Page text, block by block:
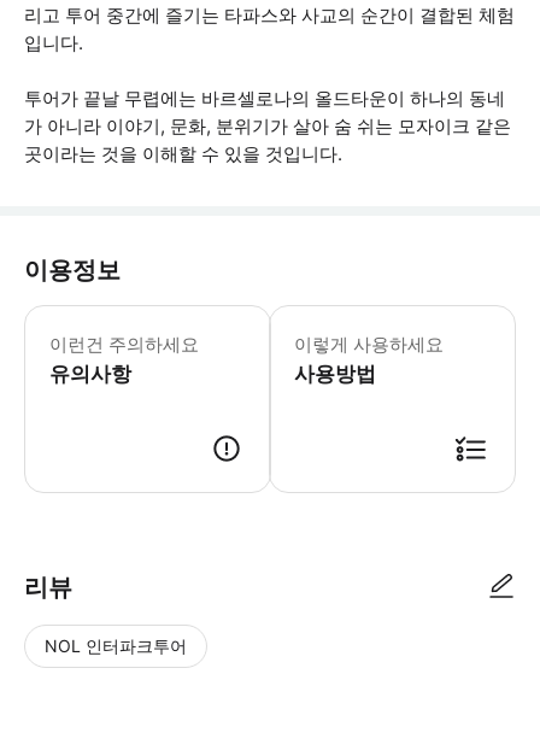
리고 투어 중간에 즐기는 타파스와 사교의 순간이 결합된 체험
입니다.
투어가 끝날 무렵에는 바르셀로나의 올드타운이 하나의 동네
가 아니라 이야기, 문화, 분위기가 살아 숨 쉬는 모자이크 같은
곳이라는 것을 이해할 수 있을 것입니다.
이용정보
이런건 주의하세요
유의사항
걷기 편한 운동화를 착용해 주세요 기
이렇게 사용하세요
사용방법
리뷰
NOL 인터파크투어